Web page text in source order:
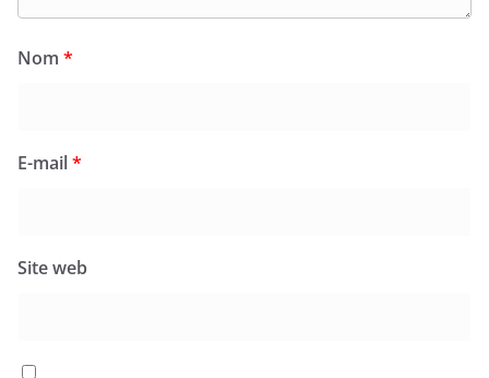
Nom *
E-mail*
Site web